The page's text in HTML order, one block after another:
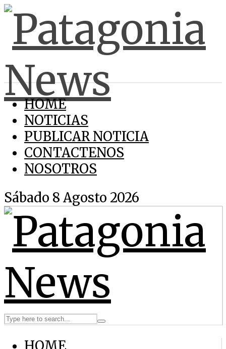
HOME
NOTICIAS
PUBLICAR NOTICIA
CONTACTENOS
NOSOTROS
Sábado 8 Agosto 2026